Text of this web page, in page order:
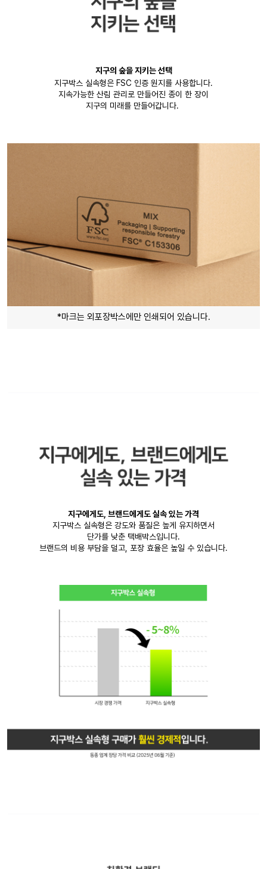
지구의 숲을 지키는 선택
지구박스 실속형은 FSC 인증 원지를 사용합니다.
지속가능한 산림 관리로 만들어진 종이 한 장이
지구의 미래를 만들어갑니다.
*마크는 외포장박스에만 인쇄되어 있습니다.
지구에게도, 브랜드에게도 실속 있는 가격
지구박스 실속형은 강도와 품질은 높게 유지하면서
단가를 낮춘 택배박스입니다.
브랜드의 비용 부담을 덜고, 포장 효율은 높일 수 있습니다.